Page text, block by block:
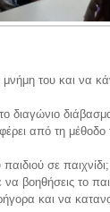
του και να
διαγώνιο
από τη
σε παιχνίδι;
να βοηθήσεις το
και να